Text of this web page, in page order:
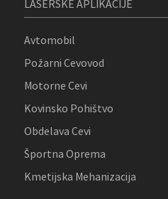
LASERSKE APLIKACIJE
Avtomobil
Požarni Cevovod
Motorne Cevi
Kovinsko Pohištvo
Obdelava Cevi
Športna Oprema
Kmetijska Mehanizacija